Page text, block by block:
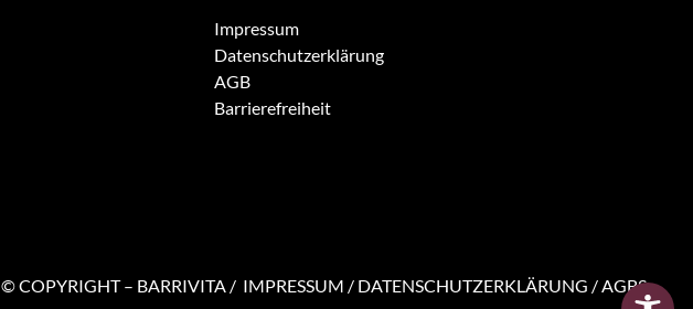
Impressum
Datenschutzerklärung
AGB
Barrierefreiheit
© COPYRIGHT – BARRIVITA / IMPRESSUM / DATENSCHUTZERKLÄRUNG /AGBS